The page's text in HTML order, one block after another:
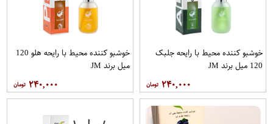
خوشبو کننده محیط با رایحه جلبک
120 میل برند JM
۲۴۰,۰۰۰
خوشبو کننده محیط با رایحه هلو 120
میل برند JM
۲۴۰,۰۰۰